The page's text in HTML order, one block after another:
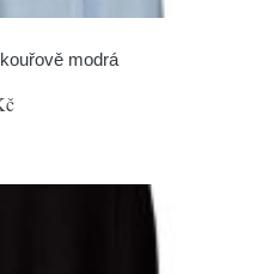
modrá